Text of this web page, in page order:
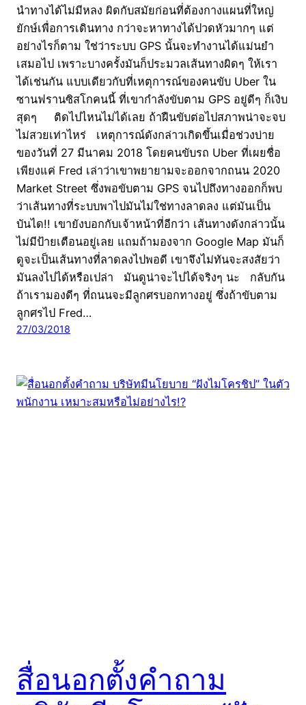
นำทางได้ไม่มีหลง ผิดกับสมัยก่อนที่ต้องกางแผนที่ใหญ่
ยักษ์เพื่อการเดินทาง กว่าจะหาทางได้ปวดหัวมากๆ แต่
อย่างไรก็ตาม ใช่ว่าระบบ GPS นั้นจะทำงานได้แม่นยำ
เสมอไป เพราะบางครั้งมันก็ประมวลเส้นทางผิดๆ ให้เรา
ได้เช่นกัน แบบเดียวกับที่เหตุการณ์ของคนขับ Uber ใน
ซานฟรานซิสโกคนนี้ ที่เขากำลังขับตาม GPS อยู่ดีๆ ก็เงิบ
สุดๆ ติดไปไหนไม่ได้เลย ถ้าฝืนขับต่อไปสภาพน่าจะจบ
ไม่สวยเท่าไหร่ เหตุการณ์ดังกล่าวเกิดขึ้นเมื่อช่วงบ่าย
ของวันที่ 27 มีนาคม 2018 โดยคนขับรถ Uber ที่เผยชื่อ
เพียงแค่ Fred เล่าว่าเขาพยายามจะออกจากถนน 2020
Market Street ซึ่งพอขับตาม GPS จนไปถึงทางออกก็พบ
ว่าเส้นทางที่ระบบพาไปมันไม่ใช่ทางลาดลง แต่มันเป็น
บันได!! เขายังบอกกับเจ้าหน้าที่อีกว่า เส้นทางดังกล่าวนั้น
ไม่มีป้ายเตือนอยู่เลย แถมถ้ามองจาก Google Map มันก็
ดูจะเป็นเส้นทางที่ลาดลงไปพอดี เขาจึงไม่ทันจะสงสัยว่า
มันลงไปได้หรือเปล่า มันดูน่าจะไปได้จริงๆ นะ กลับกัน
ถ้าเรามองดีๆ ที่ถนนจะมีลูกศรบอกทางอยู่ ซึ่งถ้าขับตาม
ลูกศรไป Fred…
27/03/2018
สื่อนอกตั้งคำถาม